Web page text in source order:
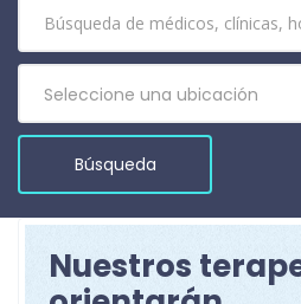
Seleccione una ubicación
Nuestros